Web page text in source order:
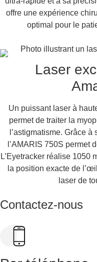
offre une expérience
optimal pour le
Laser
Un puissant laser à
permet de traiter la
l’astigmatisme. Grâce
l’AMARIS 750S permet
L’Eyetracker réalise 1050
la position exacte de
laser de
Contactez-nous